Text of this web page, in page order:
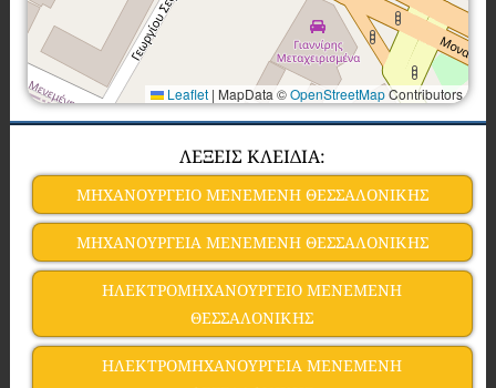
Leaflet | MapData ©OpenStreetMapContributors
ΛΕΞΕΙΣ ΚΛΕΙΔΙΑ:
ΜΗΧΑΝΟΥΡΓΕΙΟ ΜΕΝΕΜΕΝΗ ΘΕΣΣΑΛΟΝΙΚΗΣ
ΜΗΧΑΝΟΥΡΓΕΙΑ ΜΕΝΕΜΕΝΗ ΘΕΣΣΑΛΟΝΙΚΗΣ
ΗΛΕΚΤΡΟΜΗΧΑΝΟΥΡΓΕΙΟ ΜΕΝΕΜΕΝΗ
ΘΕΣΣΑΛΟΝΙΚΗΣ
ΗΛΕΚΤΡΟΜΗΧΑΝΟΥΡΓΕΙΑ ΜΕΝΕΜΕΝΗ